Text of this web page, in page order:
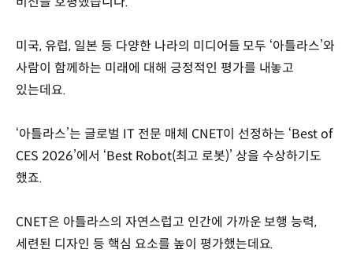
미국, 유럽, 일본 등 다양한 나라의 미디어들 모두 ‘아틀라스’와
사람이 함께하는 미래에 대해 긍정적인 평가를 내놓고
있는데요.
‘아틀라스’는 글로벌 IT 전문 매체 CNET이 선정하는 ‘Best of
CES 2026’에서 ‘Best Robot(최고 로봇)’ 상을 수상하기도
했죠.
CNET은 아틀라스의 자연스럽고 인간에 가까운 보행 능력,
세련된 디자인 등 핵심 요소를 높이 평가했는데요.